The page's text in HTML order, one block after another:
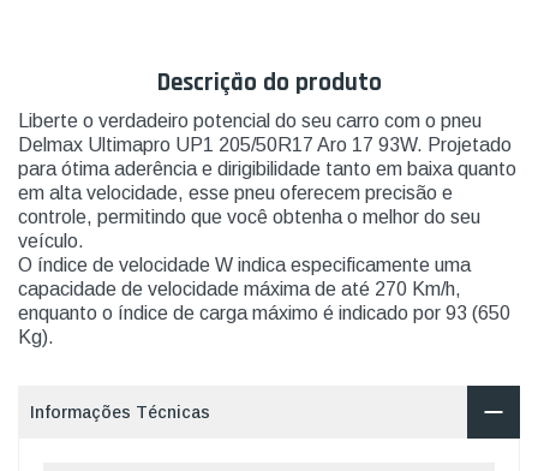
Descrição do produto
Liberte o verdadeiro potencial do seu carro com o pneu
Delmax Ultimapro UP1 205/50R17 Aro 17 93W. Projetado
para ótima aderência e dirigibilidade tanto em baixa quanto
em alta velocidade, esse pneu oferecem precisão e
controle, permitindo que você obtenha o melhor do seu
veículo.
O índice de velocidade W indica especificamente uma
capacidade de velocidade máxima de até 270 Km/h,
enquanto o índice de carga máximo é indicado por 93 (650
Kg).
Informações Técnicas